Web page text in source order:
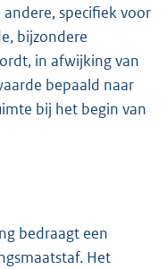
andere, specifiek voor
bijzondere
in afwijking van
bepaald naar
bij het begin van
bedraagt een
Het